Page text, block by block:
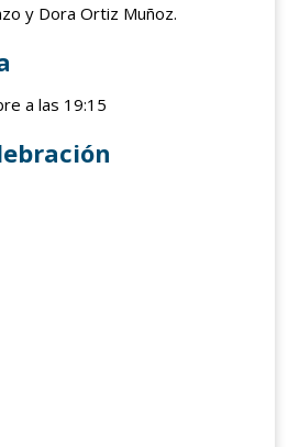
y Dora Ortiz Muñoz.
a las 19:15